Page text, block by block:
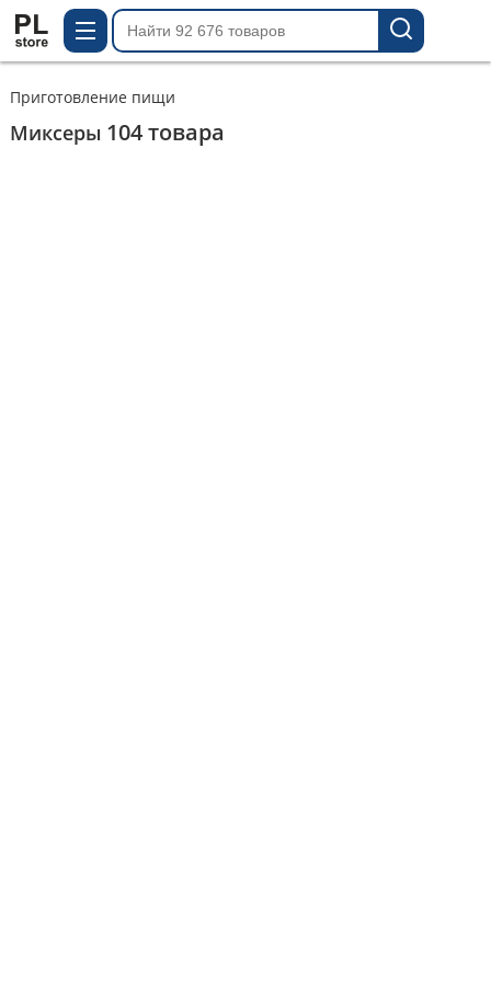
Приготовление пищи
Миксеры 104товара